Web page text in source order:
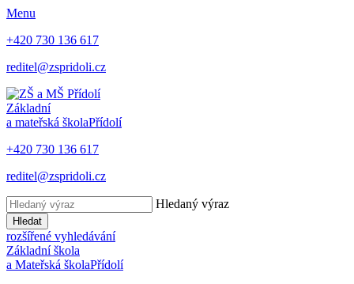
Menu
+420 730 136 617
reditel@zspridoli.cz
Základní
a mateřská školaPřídolí
+420 730 136 617
reditel@zspridoli.cz
Hledaný výraz
Hledat
rozšířené vyhledávání
Základní škola
a Mateřská školaPřídolí